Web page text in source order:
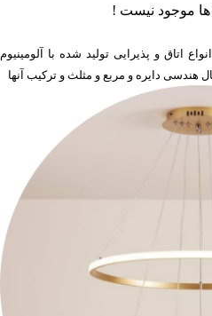
موجود نیست !
اتاق و پذیرایی تولید شده با آلومینیوم
دایره و مربع و مثلث و ترکیب آنها